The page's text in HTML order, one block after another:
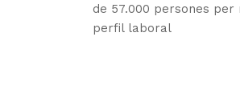
de 57.000 persones
perfil laboral